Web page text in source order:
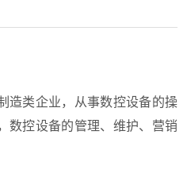
类企业，从事数控设备的操
数控设备的管理、维护、营销